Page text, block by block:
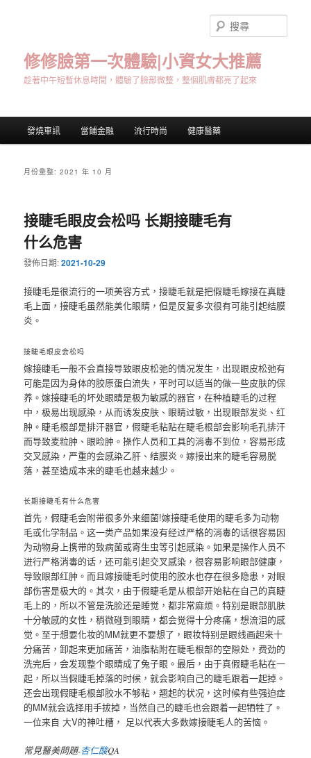
修修臉第一次體驗|小資女大推薦
趁著中午短暫休息時間，體驗了臉部微整，整個肌膚都亮了起來
尋
發燒車訊 當鋪金融 流行時尚 健康醫藥
月份彙整:2021 年 10 月
接睫毛眼皮会松吗 长期接睫毛有
什么危害
發佈日期:2021-10-29
接睫毛是很流行的一项美容方式，接睫毛就是把假睫毛嫁接在真睫
毛上面，接睫毛虽然能美化眼睛，但是反复多次很有可能引起结膜
炎。
接睫毛眼皮会松吗
嫁接睫毛一般不会直接导致眼皮松弛的情况发生，出现眼皮松弛有
可能是因为身体的胶原蛋白流失，平时可以适当的做一些皮肤的保
养。嫁接睫毛的坏处眼睛是极为敏感的器官，在种植睫毛的过程
中，极易出现感染，从而诱发皮肤、眼睛过敏，出现眼部发炎、红
肿。睫毛根部是排汗器官，假睫毛粘贴在睫毛根部会影响毛孔排汗
而导致麦粒肿、眼睑肿。操作人员和工具的消毒不到位，容易形成
交叉感染，严重的会感染乙肝、结膜炎。嫁接出来的睫毛容易脱
落，甚至造成本来的睫毛也越来越少。
长期接睫毛有什么危害
首先，假睫毛会附带很多外来细菌!嫁接睫毛使用的睫毛多为动物
毛或化学制品。这一类产品如果没有经过严格的消毒的话很容易因
为动物身上携带的致病菌或寄生虫等引起感染。如果是操作人员不
进行严格消毒的话，还可能引起交叉感染，很容易影响眼部健康，
导致眼部红肿。而且嫁接睫毛时使用的胶水也存在很多隐患，对眼
部伤害是极大的。其次，由于假睫毛是从根部开始粘在自己的真睫
毛上的，所以不管是洗脸还是睡觉，都非常麻烦。特别是眼部肌肤
十分敏感的女性，稍微碰到眼睛，都会觉得十分疼痛，想流泪的感
觉。至于想要化妆的MM就更不要想了，眼妆特别是眼线画起来十
分痛苦，卸起来更加痛苦，油脂粘附在睫毛根部的空隙处，费劲的
洗完后，会发现整个眼睛成了兔子眼。最后，由于真假睫毛粘在一
起，所以当假睫毛掉落的时候，就会影响自己的睫毛跟着一起掉。
还会出现假睫毛根部胶水不够粘，翘起的状况，这时候有些强迫症
的MM就会选择用手拔掉，当然自己的睫毛也会跟着一起牺牲了。
一位来自 大V的神吐槽， 足以代表大多数嫁接睫毛人的苦恼。
常見醫美問題-杏仁酸QA